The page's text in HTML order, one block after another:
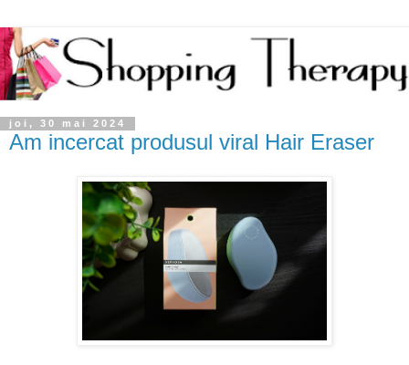
joi, 30 mai 2024
Am incercat produsul viral Hair Eraser